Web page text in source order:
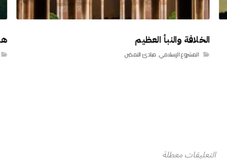
‏الخلافة ‏والنبأ العظيم
المشروع الإسلامي,مبادئ التمكين
التعليقات معطلة